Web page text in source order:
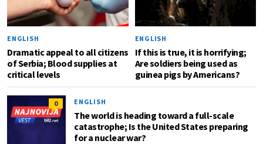
ENGLISH
Dramatic appeal to all citizens
of Serbia; Blood supplies at
critical levels
ENGLISH
If this is true, it is horrifying;
Are soldiers being used as
guinea pigs by Americans?
0 ENGLISH
The world is heading toward a full-scale
catastrophe; Is the United States preparing
for a nuclear war?